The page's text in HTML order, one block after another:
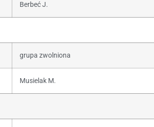
Berbeć J.
grupa zwolniona
Musielak M.